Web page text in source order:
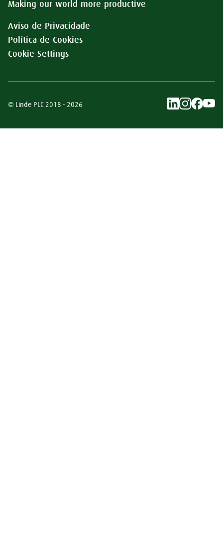
Making our world more productive
Aviso de Privacidade
Política de Cookies
Cookie Settings
© Linde PLC 2018 - 2026